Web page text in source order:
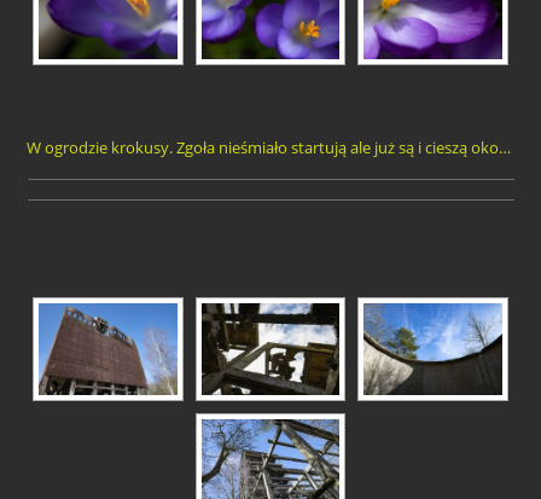
W ogrodzie krokusy. Zgoła nieśmiało startują ale już są i cieszą oko…